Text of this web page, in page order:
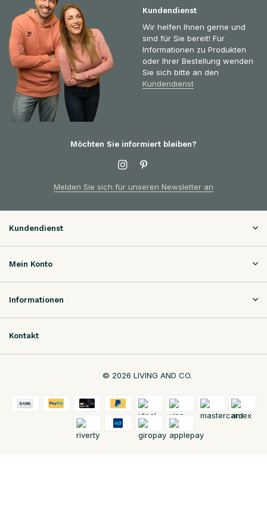
Kundendienst
Wir helfen Ihnen gerne und
sind für Sie bereit! Für
Informationen zu Produkten
oder Ihrer Bestellung wenden
Sie sich bitte an den
Kundendienst
Möchten Sie informiert bleiben?
Melden Sie sich für unseren Newsletter an
Kundendienst
Mein Konto
Informationen
Kontakt
© 2026 LIVING AND CO.